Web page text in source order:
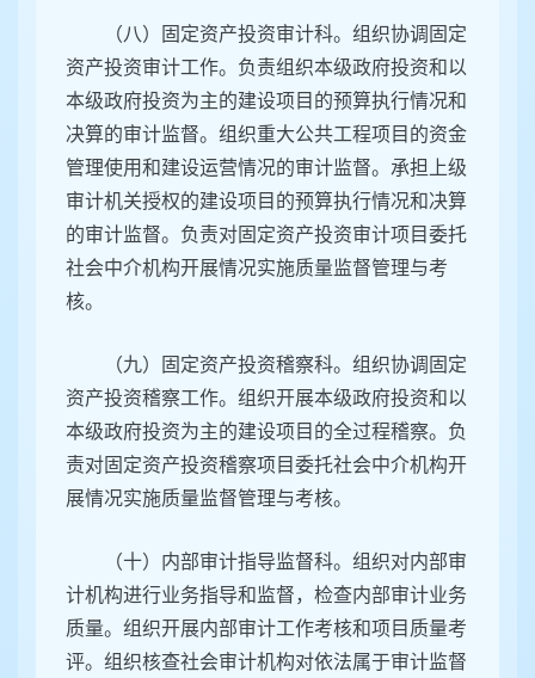
（八）固定资产投资审计科。组织协调固定
资产投资审计工作。负责组织本级政府投资和以
本级政府投资为主的建设项目的预算执行情况和
决算的审计监督。组织重大公共工程项目的资金
管理使用和建设运营情况的审计监督。承担上级
审计机关授权的建设项目的预算执行情况和决算
的审计监督。负责对固定资产投资审计项目委托
社会中介机构开展情况实施质量监督管理与考
核。
（九）固定资产投资稽察科。组织协调固定
资产投资稽察工作。组织开展本级政府投资和以
本级政府投资为主的建设项目的全过程稽察。负
责对固定资产投资稽察项目委托社会中介机构开
展情况实施质量监督管理与考核。
（十）内部审计指导监督科。组织对内部审
计机构进行业务指导和监督，检查内部审计业务
质量。组织开展内部审计工作考核和项目质量考
评。组织核查社会审计机构对依法属于审计监督